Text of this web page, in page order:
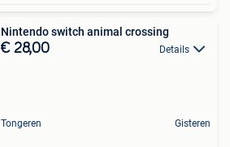
Nintendo switch animal crossing
€ 28,00 Details
Tongeren Gisteren